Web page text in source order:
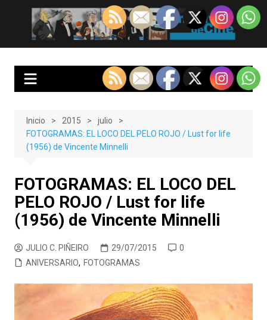
contenido
EnClave de Cine
Crítica cinematográfica y audiovisual. Punto de encuentro para los
Inicio 2015
julio
FOTOGRAMAS: EL LOCO DEL PELO ROJO / Lust for life
(1956) de Vincente Minnelli
FOTOGRAMAS: EL LOCO DEL
PELO ROJO / Lust for life
(1956) de Vincente Minnelli
JULIO C. PIÑEIRO 29/07/2015
0
ANIVERSARIO, FOTOGRAMAS